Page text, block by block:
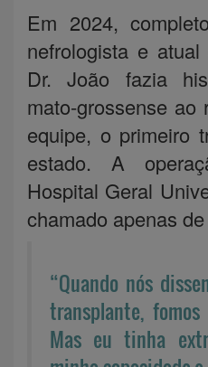
Em 2024,
nefrologista e atual
Dr. João fazia
mato-grossense ao
equipe, o primeiro
estado. A
Hospital Geral
chamado apenas
“Quando nós
transplante,
Mas eu tinha